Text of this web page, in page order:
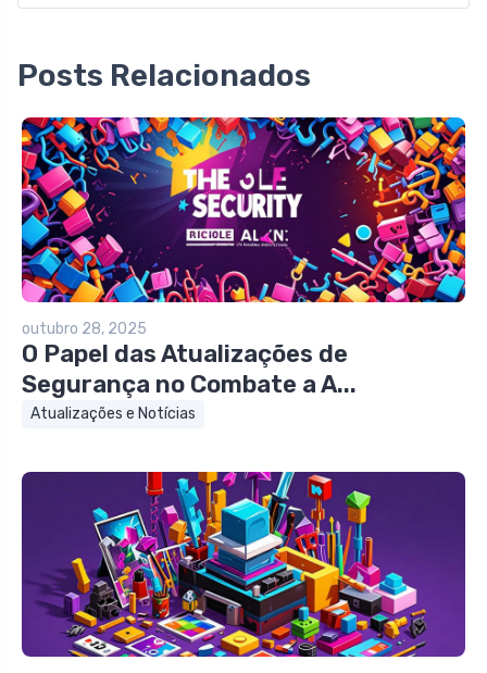
Posts Relacionados
outubro 28, 2025
O Papel das Atualizações de
Segurança no Combate a A...
Atualizações e Notícias